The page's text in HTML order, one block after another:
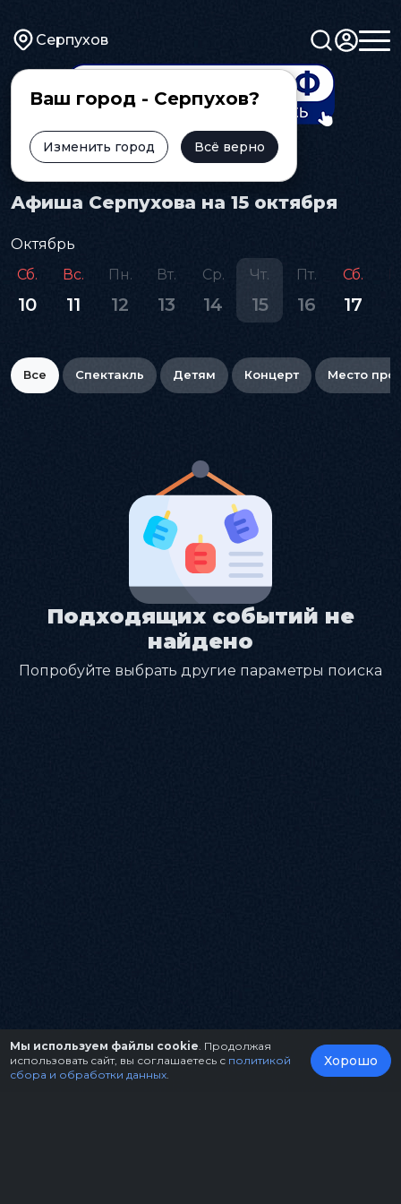
Серпухов
Ваш город - Серпухов?
Изменить город Всё верно
Главная Афиша
Афиша Серпухова на 15 октября
Октябрь
Сб.
10
Вс.
11
Пн.
12
Вт.
13
Ср.
14
Чт.
15
Пт.
16
Сб.
17
Все Спектакль Детям Концерт Место
Подходящих событий не
найдено
Попробуйте выбрать другие параметры поиска
Мы используем файлы cookie . Продолжая
использовать сайт, вы соглашаетесь с политикой
сбора и обработки данных
Хорошо